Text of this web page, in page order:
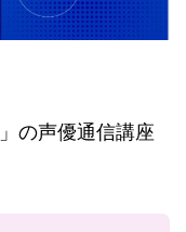
」の声優通信講座